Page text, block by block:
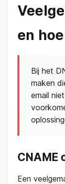
en
Bij het
maken
email
CNAME
Een